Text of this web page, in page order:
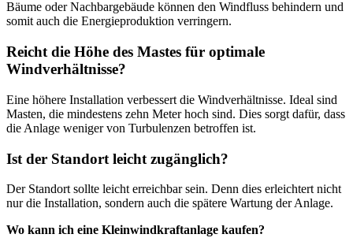
Bäume oder Nachbargebäude können den Windfluss behindern und
somit auch die Energieproduktion verringern.
Reicht die Höhe des Mastes für optimale
Windverhältnisse?
Eine höhere Installation verbessert die Windverhältnisse. Ideal sind
Masten, die mindestens zehn Meter hoch sind. Dies sorgt dafür, dass
die Anlage weniger von Turbulenzen betroffen ist.
Ist der Standort leicht zugänglich?
Der Standort sollte leicht erreichbar sein. Denn dies erleichtert nicht
nur die Installation, sondern auch die spätere Wartung der Anlage.
Wo kann ich eine Kleinwindkraftanlage kaufen?